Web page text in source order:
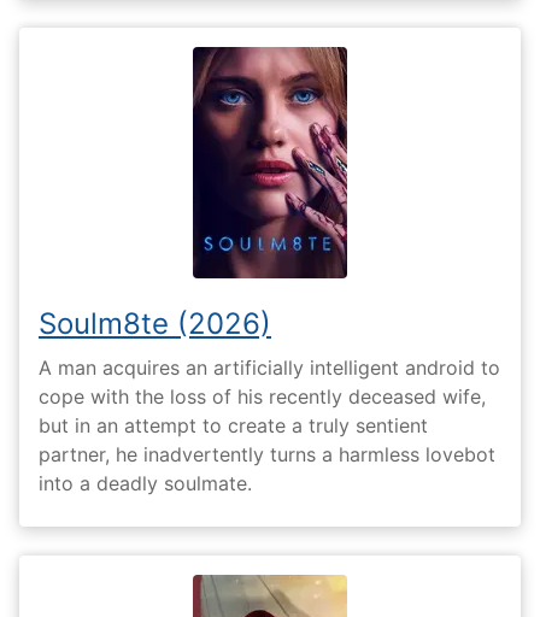
Soulm8te (2026)
A man acquires an artificially intelligent android to
cope with the loss of his recently deceased wife,
but in an attempt to create a truly sentient
partner, he inadvertently turns a harmless lovebot
into a deadly soulmate.